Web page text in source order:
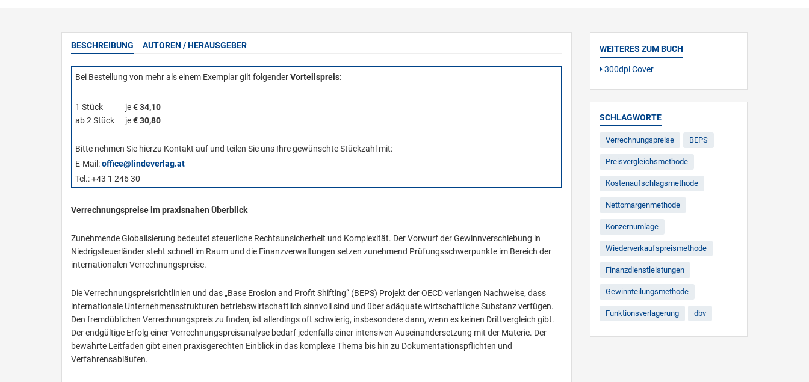
BESCHREIBUNG AUTOREN / HERAUSGEBER
Bei Bestellung von mehr als einem Exemplar gilt folgenderVorteilspreis:
1 Stück je€ 34,10
ab 2 Stück
je€ 30,80
Bitte nehmen Sie hierzu Kontakt auf und teilen Sie uns Ihre gewünschte Stückzahl mit:
E-Mail:office@lindeverlag.at
Tel.: +43 1 246 30
Verrechnungspreise im praxisnahen Überblick
Zunehmende Globalisierung bedeutet steuerliche Rechtsunsicherheit und Komplexität. Der Vorwurf der Gewinnverschiebung in
Niedrigsteuerländer steht schnell im Raum und die Finanzverwaltungen setzen zunehmend Prüfungsschwerpunkte im Bereich der
internationalen Verrechnungspreise.
Die Verrechnungspreisrichtlinien und das „Base Erosion and Profit Shifting“ (BEPS) Projekt der OECD verlangen Nachweise, dass
internationale Unternehmensstrukturen betriebswirtschaftlich sinnvoll sind und über adäquate wirtschaftliche Substanz verfügen.
Den fremdüblichen Verrechnungspreis zu finden, ist allerdings oft schwierig, insbesondere dann, wenn es keinen Drittvergleich gibt.
Der endgültige Erfolg einer Verrechnungspreisanalyse bedarf jedenfalls einer intensiven Auseinandersetzung mit der Materie. Der
bewährte Leitfaden gibt einen praxisgerechten Einblick in das komplexe Thema bis hin zu Dokumentationspflichten und
Verfahrensabläufen.
WEITERES ZUM BUCH
300dpi Cover
SCHLAGWORTE
Verrechnungspreise BEPS
Preisvergleichsmethode
Kostenaufschlagsmethode
Nettomargenmethode
Konzernumlage
Wiederverkaufspreismethode
Finanzdienstleistungen
Gewinnteilungsmethode
Funktionsverlagerung dbv